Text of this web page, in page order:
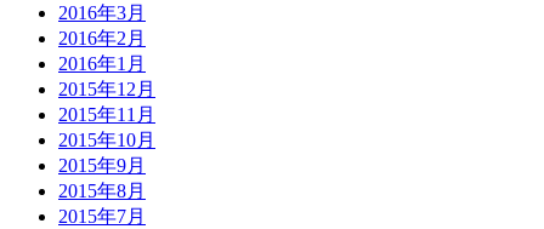
2016年3月
2016年2月
2016年1月
2015年12月
2015年11月
2015年10月
2015年9月
2015年8月
2015年7月